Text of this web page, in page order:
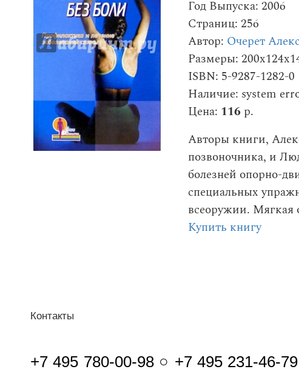
Год Выпуска: 2006
Страниц: 256
Автор: Очерет
Размеры:
ISBN: 5-9287-1282-0
Наличие: system
Цена: 116 р.
Авторы книги,
позвоночника, и
болезней опорно-
специальных
всеоружии. Мягкая
Купить книгу
Контакты
+7 495 780-00-98 ○ +7 495 231-46-